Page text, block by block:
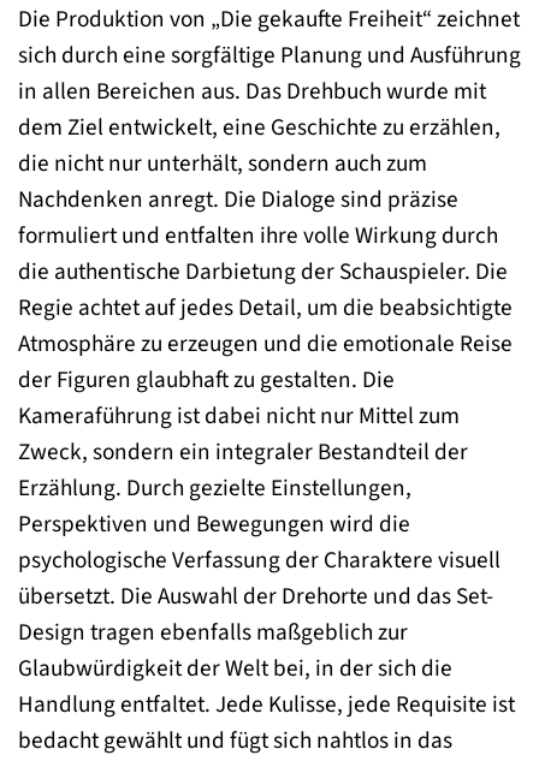
Die Produktion von „Die gekaufte Freiheit“ zeichnet
sich durch eine sorgfältige Planung und Ausführung
in allen Bereichen aus. Das Drehbuch wurde mit
dem Ziel entwickelt, eine Geschichte zu erzählen,
die nicht nur unterhält, sondern auch zum
Nachdenken anregt. Die Dialoge sind präzise
formuliert und entfalten ihre volle Wirkung durch
die authentische Darbietung der Schauspieler. Die
Regie achtet auf jedes Detail, um die beabsichtigte
Atmosphäre zu erzeugen und die emotionale Reise
der Figuren glaubhaft zu gestalten. Die
Kameraführung ist dabei nicht nur Mittel zum
Zweck, sondern ein integraler Bestandteil der
Erzählung. Durch gezielte Einstellungen,
Perspektiven und Bewegungen wird die
psychologische Verfassung der Charaktere visuell
übersetzt. Die Auswahl der Drehorte und das Set-
Design tragen ebenfalls maßgeblich zur
Glaubwürdigkeit der Welt bei, in der sich die
Handlung entfaltet. Jede Kulisse, jede Requisite ist
bedacht gewählt und fügt sich nahtlos in das